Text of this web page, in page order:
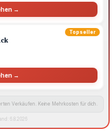
→
Topseller
→
Verkäufen. Keine Mehrkosten für dich.
6.8.2026